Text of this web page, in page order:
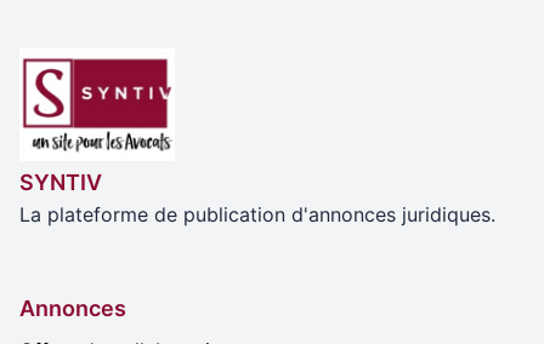
SYNTIV
La plateforme de publication d'annonces juridiques.
Annonces